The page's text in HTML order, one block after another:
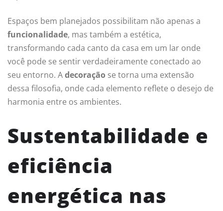
Espaços bem planejados possibilitam não apenas a
funcionalidade, mas também a estética,
transformando cada canto da casa em um lar onde
você pode se sentir verdadeiramente conectado ao
seu entorno. Adecoração se torna uma extensão
dessa filosofia, onde cada elemento reflete o desejo de
harmonia entre os ambientes.
Sustentabilidade e
eficiência
energética nas